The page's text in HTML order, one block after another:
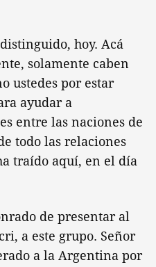
hoy. Acá
solamente caben
ustedes por estar
ayudar a
entre las naciones de
todo las relaciones
traído aquí, en el día
de presentar al
a este grupo. Señor
a la Argentina por